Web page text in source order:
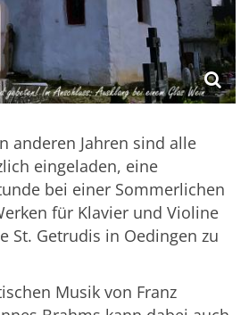
anderen Jahren sind alle
eingeladen, eine
bei einer Sommerlichen
für Klavier und Violine
St. Getrudis in Oedingen zu
Musik von Franz